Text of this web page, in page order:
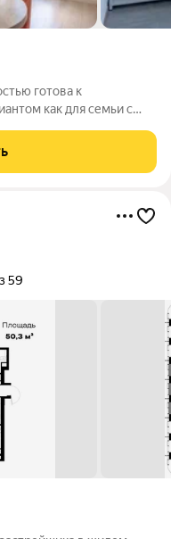
готова к
как для семьи с
м Удобная
59